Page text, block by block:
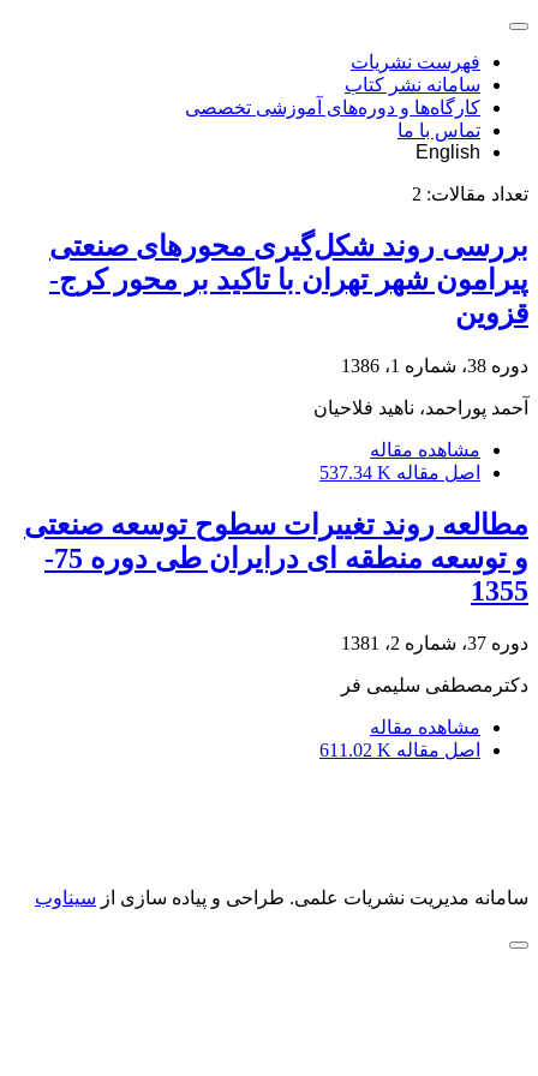
فهرست نشریات
سامانه نشر کتاب
کارگاه‌ها و دوره‌های آموزشی تخصصی
تماس با ما
English
تعداد مقالات: 2
بررسی روند شکل‌گیری محورهای صنعتی
پیرامون شهر تهران با تاکید بر محور کرج-
قزوین
دوره 38، شماره 1، 1386
آحمد پوراحمد، ناهید فلاحیان
مشاهده مقاله
اصل مقاله 537.34 K
مطالعه روند تغییرات سطوح توسعه صنعتی
و توسعه منطقه ای درایران طی دوره 75-
1355
دوره 37، شماره 2، 1381
دکترمصطفى سلیمى فر
مشاهده مقاله
اصل مقاله 611.02 K
سامانه مدیریت نشریات علمی. طراحی و پیاده سازی از سیناوب